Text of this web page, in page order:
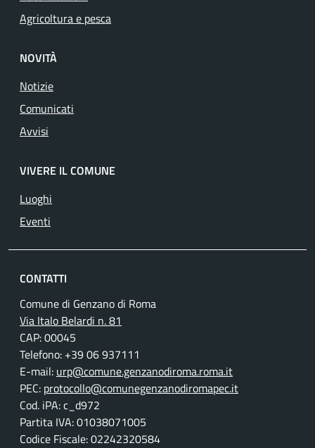
Agricoltura e pesca
NOVITÀ
Notizie
Comunicati
Avvisi
VIVERE IL COMUNE
Luoghi
Eventi
CONTATTI
Comune di Genzano di Roma
Via Italo Belardi n. 81
CAP: 00045
Telefono: +39 06 937111
E-mail: urp@comune.genzanodiroma.roma.it
PEC: protocollo@comunegenzanodiromapec.it
Cod. iPA: c_d972
Partita IVA: 01038071005
Codice Fiscale: 02242320584